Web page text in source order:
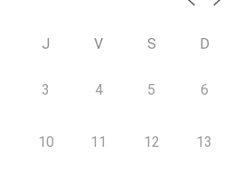
J V S D
3 4 5 6
10 11 12 13